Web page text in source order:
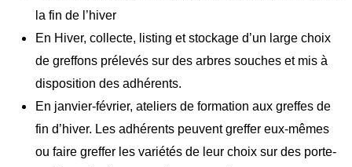
la fin de l’hiver
En Hiver, collecte, listing et stockage d’un large choix
de greffons prélevés sur des arbres souches et mis à
disposition des adhérents.
En janvier-février, ateliers de formation aux greffes de
fin d’hiver. Les adhérents peuvent greffer eux-mêmes
ou faire greffer les variétés de leur choix sur des porte-